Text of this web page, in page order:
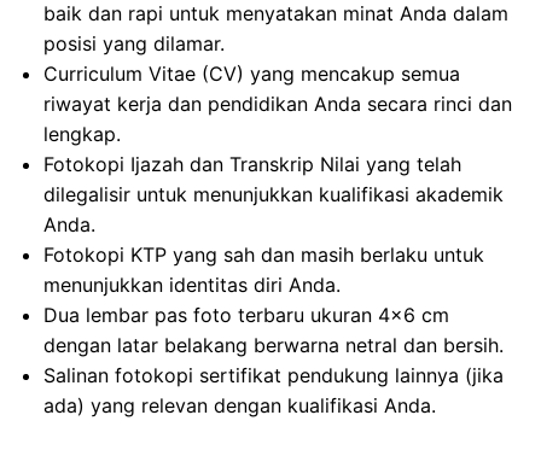
baik dan rapi untuk menyatakan minat Anda dalam
posisi yang dilamar.
Curriculum Vitae (CV) yang mencakup semua
riwayat kerja dan pendidikan Anda secara rinci dan
lengkap.
Fotokopi Ijazah dan Transkrip Nilai yang telah
dilegalisir untuk menunjukkan kualifikasi akademik
Anda.
Fotokopi KTP yang sah dan masih berlaku untuk
menunjukkan identitas diri Anda.
Dua lembar pas foto terbaru ukuran 4×6 cm
dengan latar belakang berwarna netral dan bersih.
Salinan fotokopi sertifikat pendukung lainnya (jika
ada) yang relevan dengan kualifikasi Anda.